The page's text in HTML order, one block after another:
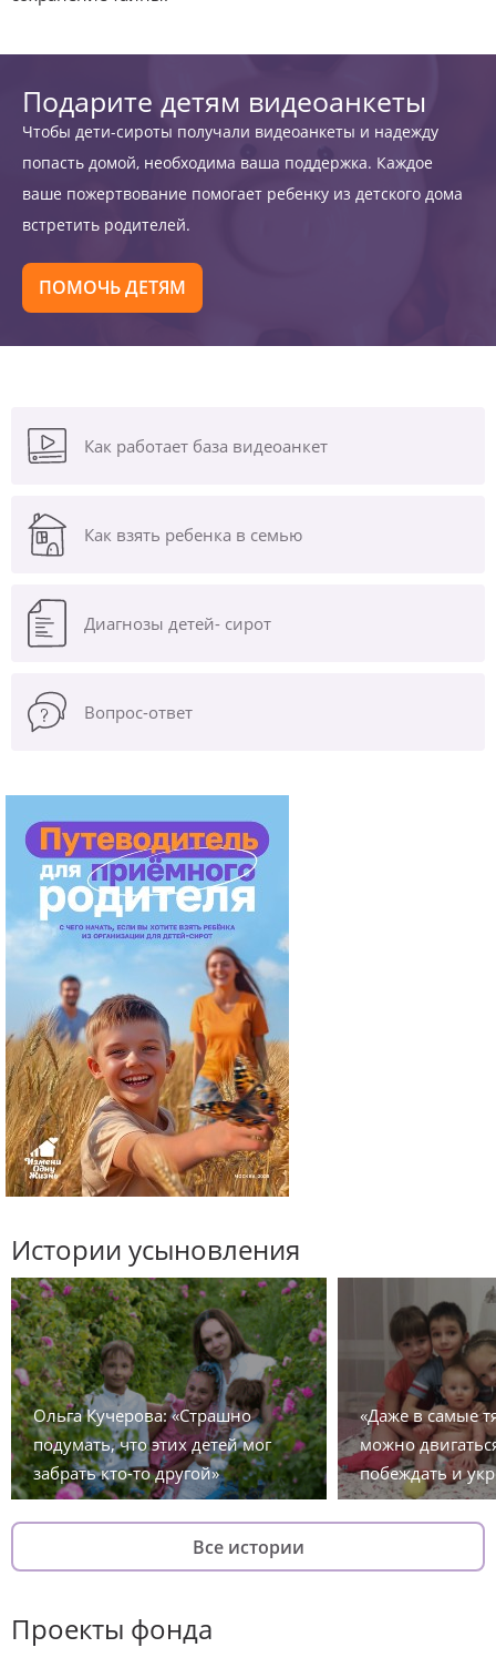
Подарите детям видеоанкеты
Чтобы дети-сироты получали видеоанкеты и надежду
попасть домой, необходима ваша поддержка. Каждое
ваше пожертвование помогает ребенку из детского дома
встретить родителей.
ПОМОЧЬ ДЕТЯМ
Как работает база видеоанкет
Как взять ребенка в семью
Диагнозы детей- сирот
Вопрос-ответ
Истории усыновления
Ольга Кучерова: «Страшно
подумать, что этих детей мог
забрать кто-то другой»
«Даже в самые
можно
побеждать и
Все истории
Проекты фонда